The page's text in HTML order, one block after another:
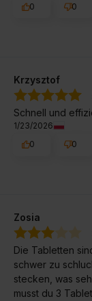
0
0
Krzysztof
Schnell und
1/23/2026
0
0
Zosia
Die Tabletten
schwer zu
stecken, was
musst du 3